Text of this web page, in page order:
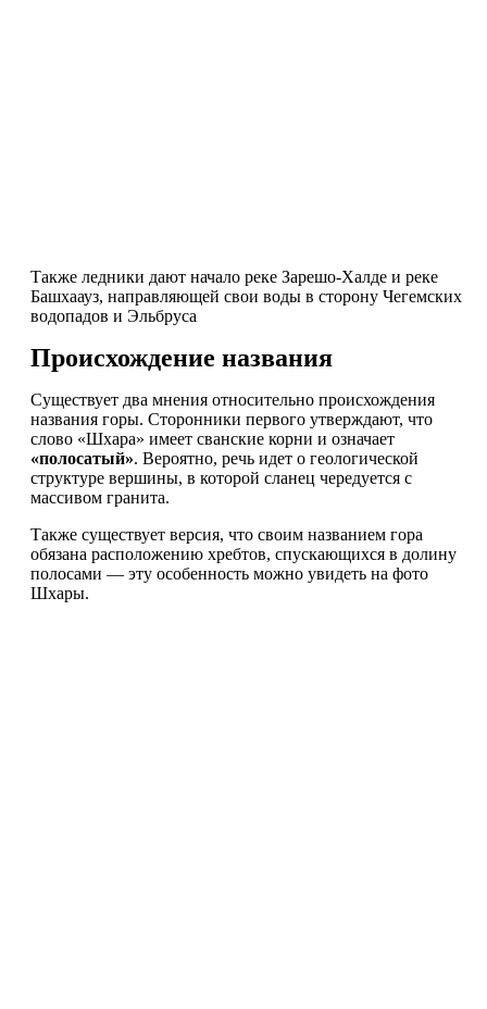
Также ледники дают начало реке Зарешо-Халде и реке
Башхаауз, направляющей свои воды в сторону Чегемских
водопадов и Эльбруса
Происхождение названия
Существует два мнения относительно происхождения
названия горы. Сторонники первого утверждают, что
слово «Шхара» имеет сванские корни и означает
«полосатый». Вероятно, речь идет о геологической
структуре вершины, в которой сланец чередуется с
массивом гранита.
Также существует версия, что своим названием гора
обязана расположению хребтов, спускающихся в долину
полосами — эту особенность можно увидеть на фото
Шхары.